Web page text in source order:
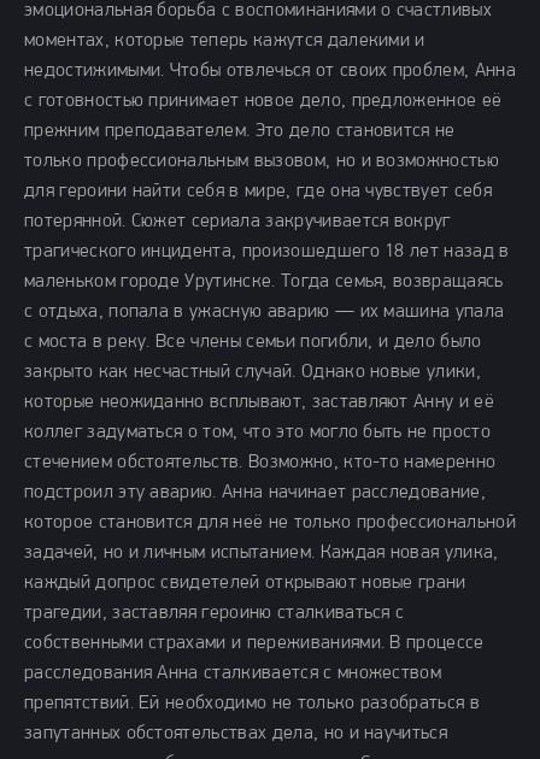
эмоциональная борьба с воспоминаниями о счастливых
моментах, которые теперь кажутся далекими и
недостижимыми. Чтобы отвлечься от своих проблем, Анна
с готовностью принимает новое дело, предложенное её
прежним преподавателем. Это дело становится не
только профессиональным вызовом, но и возможностью
для героини найти себя в мире, где она чувствует себя
потерянной. Сюжет сериала закручивается вокруг
трагического инцидента, произошедшего 18 лет назад в
маленьком городе Урутинске. Тогда семья, возвращаясь
с отдыха, попала в ужасную аварию — их машина упала
с моста в реку. Все члены семьи погибли, и дело было
закрыто как несчастный случай. Однако новые улики,
которые неожиданно всплывают, заставляют Анну и её
коллег задуматься о том, что это могло быть не просто
стечением обстоятельств. Возможно, кто-то намеренно
подстроил эту аварию. Анна начинает расследование,
которое становится для неё не только профессиональной
задачей, но и личным испытанием. Каждая новая улика,
каждый допрос свидетелей открывают новые грани
трагедии, заставляя героиню сталкиваться с
собственными страхами и переживаниями. В процессе
расследования Анна сталкивается с множеством
препятствий. Ей необходимо не только разобраться в
запутанных обстоятельствах дела, но и научиться